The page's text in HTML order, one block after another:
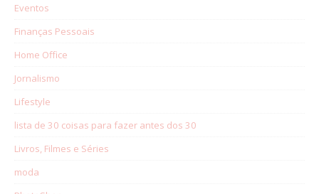
Eventos
Finanças Pessoais
Home Office
Jornalismo
Lifestyle
lista de 30 coisas para fazer antes dos 30
Livros, Filmes e Séries
moda